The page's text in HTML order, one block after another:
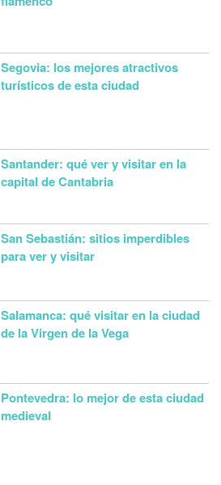
Segovia: los mejores atractivos
turísticos de esta ciudad
Santander: qué ver y visitar en la
capital de Cantabria
San Sebastián: sitios imperdibles
para ver y visitar
Salamanca: qué visitar en la ciudad
de la Virgen de la Vega
Pontevedra: lo mejor de esta ciudad
medieval